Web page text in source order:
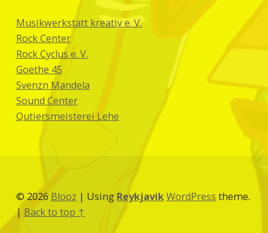
Musikwerkstatt kreativ e. V.
Rock Center
Rock Cyclus e. V.
Goethe 45
Svenzn Mandela
Sound Center
Qutiersmeisterei Lehe
© 2026 Blooz | Using ReykjavikWordPress theme.
| Back to top ↑